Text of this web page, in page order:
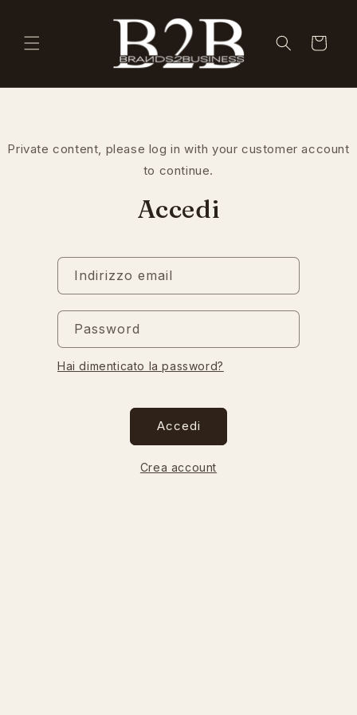
Carrello
Private content, please log in with your customer account
to continue.
Accedi
Indirizzo email
Password
Hai dimenticato la password?
Accedi
Crea account